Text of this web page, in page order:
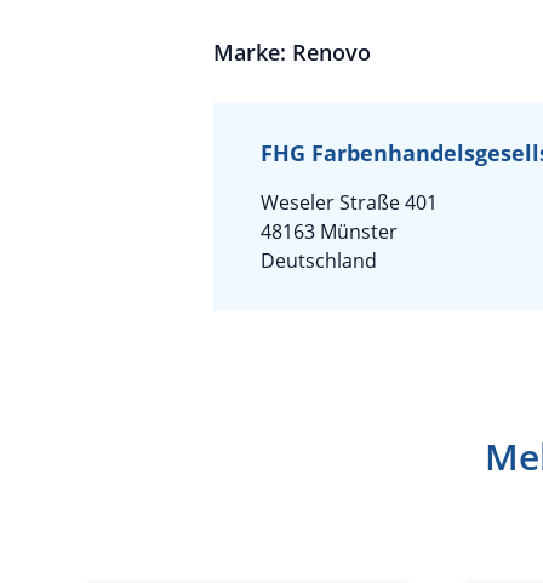
Marke: Renovo
FHG
Weseler Straße 401
48163 Münster
Deutschland